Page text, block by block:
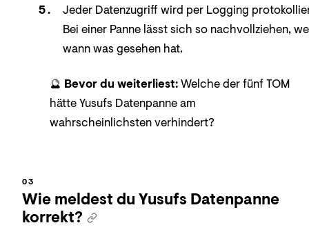
Jeder Datenzugriff wird per Logging
Bei einer Panne lässt sich so nachvollziehen,
wann was gesehen hat.
🔮 Bevor du weiterliest:Welche der fünf TOM
hätte Yusufs Datenpanne am
wahrscheinlichsten verhindert?
Wie meldest du Yusufs Datenpanne
korrekt?